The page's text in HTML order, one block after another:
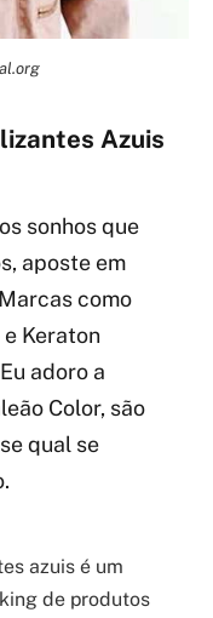
Azuis
sonhos que
aposte em
como
e Keraton
adoro a
Color, são
qual se
azuis é um
de produtos